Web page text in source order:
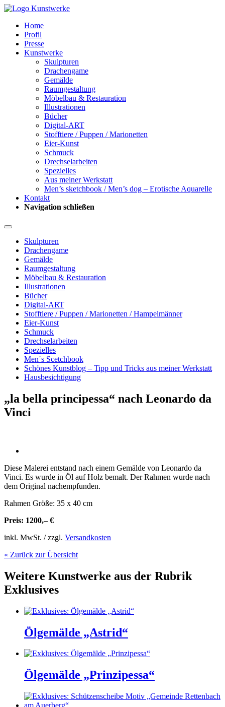
Home
Profil
Presse
Kunstwerke
Skulpturen
Drachengame
Gemälde
Raumgestaltung
Möbelbau & Restauration
Illustrationen
Bücher
Digital-ART
Stofftiere / Puppen / Marionetten
Eier-Kunst
Schmuck
Drechselarbeiten
Spezielles
Aus meiner Werkstatt
Men’s sketchbook / Men’s dog – Erotische Aquarelle
Kontakt
Navigation schließen
Skulpturen
Drachengame
Gemälde
Raumgestaltung
Möbelbau & Restauration
Illustrationen
Bücher
Digital-ART
Stofftiere / Puppen / Marionetten / Hampelmänner
Eier-Kunst
Schmuck
Drechselarbeiten
Spezielles
Men´s Scetchbook
Schönes Kunstblog – Tipp und Tricks aus meiner Werkstatt
Hausbesichtigung
„la bella principessa“ nach Leonardo da
Vinci
Diese Malerei entstand nach einem Gemälde von Leonardo da
Vinci. Es wurde in Öl auf Holz bemalt. Der Rahmen wurde nach
dem Original nachempfunden.
Rahmen Größe: 35 x 40 cm
Preis: 1200,– €
inkl. MwSt. / zzgl. Versandkosten
« Zurück zur Übersicht
Weitere Kunstwerke aus der Rubrik
Exklusives
Ölgemälde „Astrid“
Ölgemälde „Prinzipessa“